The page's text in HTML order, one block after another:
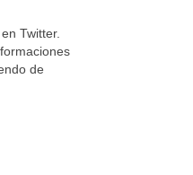
Twitter.
de